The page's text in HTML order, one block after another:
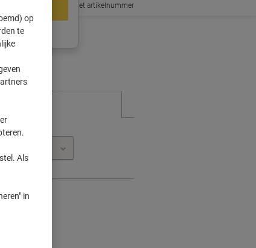
u nu aan
Snel bestellen met artikelnummer
op
te
Als
in